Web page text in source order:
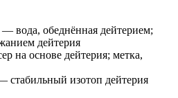
— вода, обеднённая дейтерием;
дейтерия
на основе дейтерия; метка,
стабильный изотоп дейтерия